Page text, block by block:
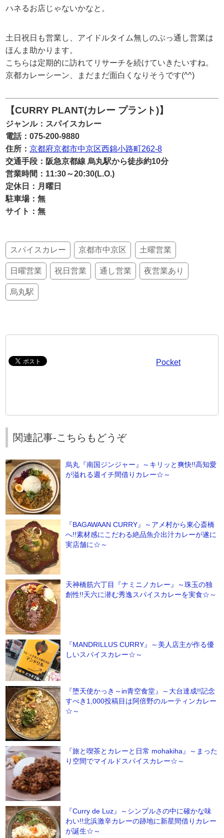
ハネるお店じゃないかなと。
土日祝日も営業し、アイドルタイム無しのぶっ通し営業は
ほんま助かります。
こちらは定期的に訪れてリサーチを続けていきたいすね。
京都カレーシーン、まだまだ面白くなりそうです(^^)
【CURRY PLANT(カレー プラント)】
ジャンル：スパイスカレー
電話：075-200-9880
住所：京都府京都市中京区西錦小路町262-8
交通手段：阪急京都線 烏丸駅から徒歩約10分
営業時間：11:30～20:30(L.O.)
定休日：月曜日
駐車場：無
サイト：無
スパイスカレー 京都市中京区 土曜営業
日曜営業 祝日営業 通し営業 夜営業あり
烏丸駅
Pocket
関連記事-こちらもどうぞ
烏丸『南国ジンジャー』～キリッと爽快!!高知愛
が溢れる週イチ間借りカレー☆～
『BAGAWAAN CURRY』～アメ村から東心斎橋
へ!!素材感にこだわる絶品魚介出汁カレーが遂に
実店舗に☆～
天神橋筋六丁目『ナミニノカレー』～珠玉の独
創性!!天六に潜む秀逸スパイスカレーを実食☆～
『MANDRILLUS CURRY』～美人店主が作る優
しいスパイスカレー☆～
『堕天使かっき～in青空食堂』～大台達成!!記念
すべき1,000投稿目は阿倍野のルーティンカレー
☆～
『旅と喫茶とカレーと日常 mohakiha』～まった
り空間でマイルドスパイスカレー☆～
『Curry de Luz』～シンプルさの中に確かな味
わい!!北浜激辛カレーの跡地に新星間借りカレー
が誕生☆～